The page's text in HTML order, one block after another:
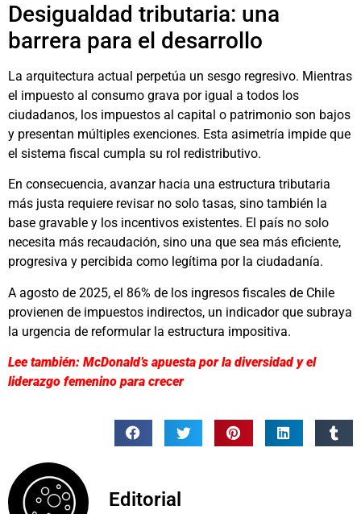
Desigualdad tributaria: una
barrera para el desarrollo
La arquitectura actual perpetúa un sesgo regresivo. Mientras
el impuesto al consumo grava por igual a todos los
ciudadanos, los impuestos al capital o patrimonio son bajos
y presentan múltiples exenciones. Esta asimetría impide que
el sistema fiscal cumpla su rol redistributivo.
En consecuencia, avanzar hacia una estructura tributaria
más justa requiere revisar no solo tasas, sino también la
base gravable y los incentivos existentes. El país no solo
necesita más recaudación, sino una que sea más eficiente,
progresiva y percibida como legítima por la ciudadanía.
A agosto de 2025, el 86% de los ingresos fiscales de Chile
provienen de impuestos indirectos, un indicador que subraya
la urgencia de reformular la estructura impositiva.
Lee también: McDonald’s apuesta por la diversidad y el
liderazgo femenino para crecer
Editorial